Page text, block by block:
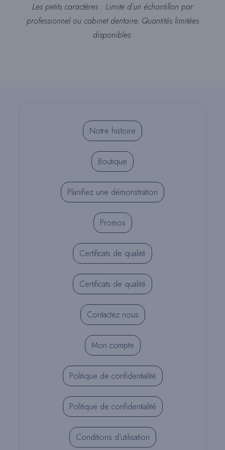
Les petits caractères : Limite d’un échantillon par
professionnel ou cabinet dentaire. Quantités limitées
disponibles.
Notre histoire
Boutique
Planifiez une démonstration
Promos
Certificats de qualité
Certificats de qualité
Contactez nous
Mon compte
Politique de confidentialité
Politique de confidentialité
Conditions d’utilisation